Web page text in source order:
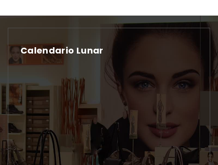
Calendario Lunar